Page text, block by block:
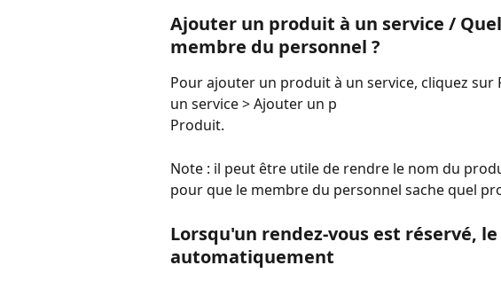
Ajouter un produit à un service /
membre du personnel ?
Pour ajouter un produit à un service, cliquez sur
un service > Ajouter un p
Produit.
Note : il peut être utile de rendre le nom du
pour que le membre du personnel sache quel
Lorsqu'un rendez-vous est réservé,
automatiquement